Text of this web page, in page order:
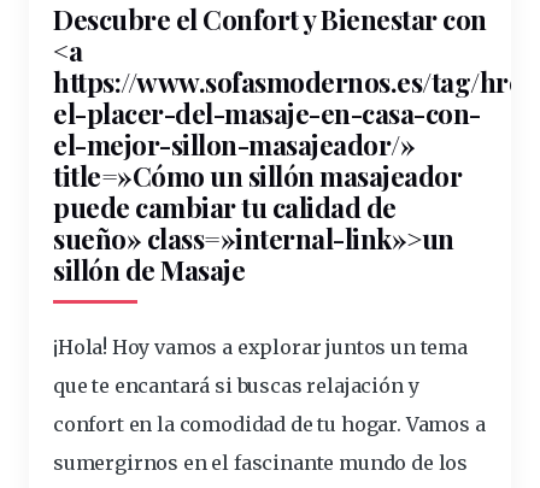
Descubre el Confort y Bienestar con
<a
https://www.sofasmodernos.es/tag/
el-placer-del-masaje-en-casa-con-
el-mejor-sillon-masajeador/»
title=»Cómo unsillónmasajeador
puede cambiar tu calidad de
sueño» class=»internal-link»>un
sillón de Masaje
¡Hola! Hoy vamos a explorar juntos un tema
que te encantará si buscasrelajacióny
conforten la comodidad de tu hogar. Vamos a
sumergirnos en el fascinante mundo de los